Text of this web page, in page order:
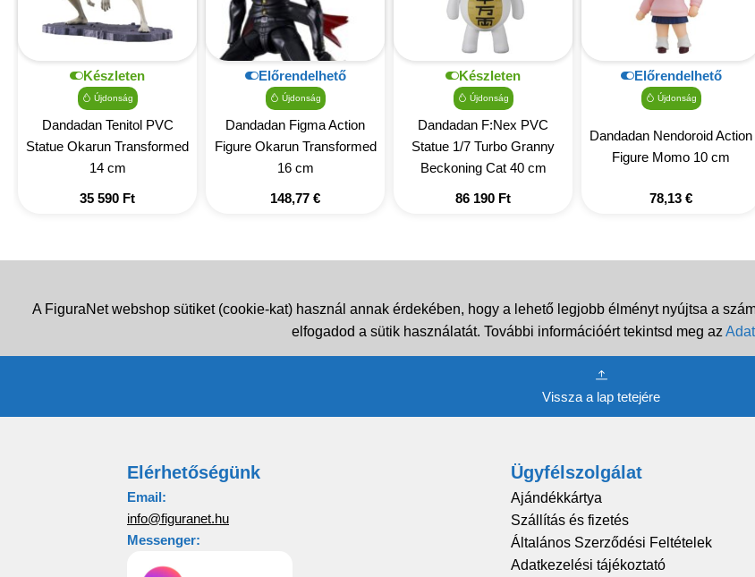
Készleten
Újdonság
Dandadan Tenitol PVC
Statue Okarun Transformed
14 cm
35 590 Ft
Előrendelhető
Újdonság
Dandadan Figma Action
Figure Okarun Transformed
16 cm
148,77 €
Készleten
Újdonság
Dandadan F:Nex PVC
Statue 1/7 Turbo Granny
Beckoning Cat 40 cm
86 190 Ft
Előrendelhető
Újdonság
Dandadan Nendoroid Action
Figure Momo 10 cm
78,13 €
A FiguraNet webshop sütiket (cookie-kat) használ annak érdekében, hogy a lehető legjobb élményt nyújtsa a
elfogadod a sütik használatát. További információért tekintsd meg az
Vissza a lap tetejére
Elérhetőségünk
Email:
info@figuranet.hu
Messenger:
Ügyfélszolgálat
Ajándékkártya
Szállítás és fizetés
Általános Szerződési Feltételek
Adatkezelési tájékoztató